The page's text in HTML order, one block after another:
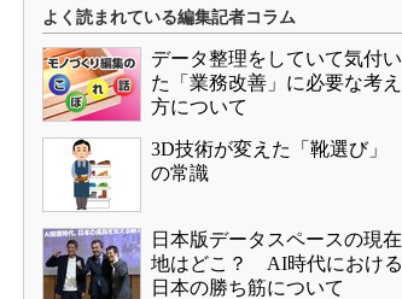
よく読まれている編集記者コラム
データ整理をしていて気付い
た「業務改善」に必要な考え
方について
3D技術が変えた「靴選び」
の常識
日本版データスペースの現在
地はどこ？ AI時代における
日本の勝ち筋について